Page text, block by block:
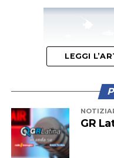
LEGGI
GR